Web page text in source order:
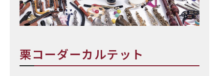
栗コーダーカルテット